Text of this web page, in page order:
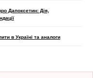
Дапоксетин: Дія,
в Україні та аналоги